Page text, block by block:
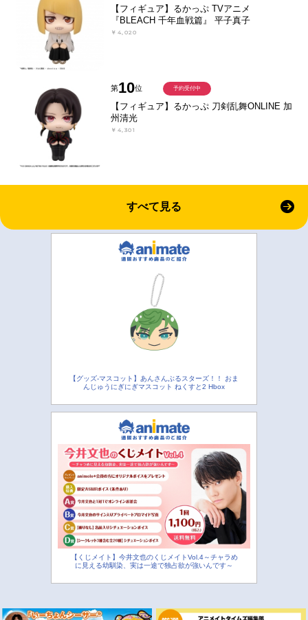
【フィギュア】るかっぷ TVアニメ
『BLEACH 千年血戦篇』 平子真子
￥4,020
第10位
【フィギュア】るかっぷ 刀剣乱舞ONLINE 加
州清光
￥4,301
予約受付中
すべて見る
【グッズ-マスコット】あんさんぶるスターズ！！ おま
んじゅうにぎにぎマスコット ねくすと2 Hbox
【くじメイト】今井文也のくじメイトVol.4～チャラめ
に見える幼馴染、実は一途で独占欲が強いんです～